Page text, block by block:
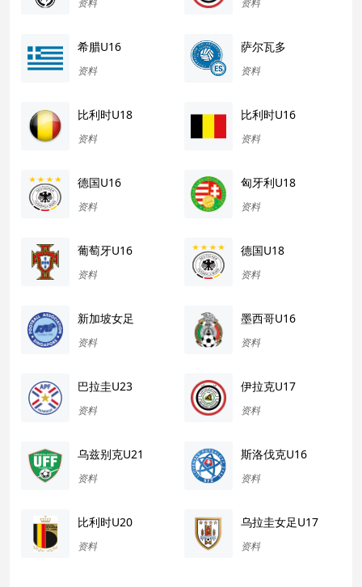
希腊U16
资料
萨尔瓦多
资料
比利时U18
资料
比利时U16
资料
德国U16
资料
匈牙利U18
资料
葡萄牙U16
资料
德国U18
资料
新加坡女足
资料
墨西哥U16
资料
巴拉圭U23
资料
伊拉克U17
资料
乌兹别克U21
资料
斯洛伐克U16
资料
比利时U20
资料
乌拉圭女足U17
资料